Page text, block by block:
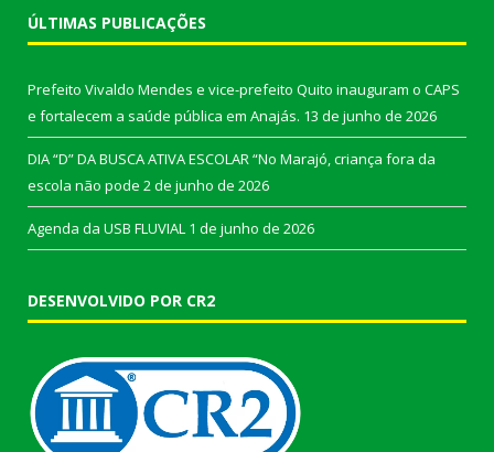
ÚLTIMAS PUBLICAÇÕES
Prefeito Vivaldo Mendes e vice-prefeito Quito inauguram o CAPS
e fortalecem a saúde pública em Anajás. 13 de junho de 2026
DIA “D” DA BUSCA ATIVA ESCOLAR “No Marajó, criança fora da
escola não pode 2 de junho de 2026
Agenda da USB FLUVIAL 1 de junho de 2026
DESENVOLVIDO POR CR2